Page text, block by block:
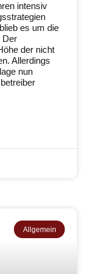
intensiv
es um die
Der
der nicht
Allerdings
nun
Allgemein